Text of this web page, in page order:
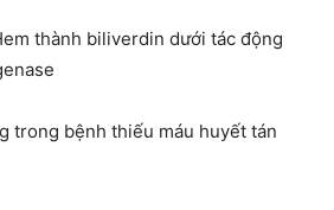
thành biliverdin dưới tác động
trong bệnh thiếu máu huyết tán